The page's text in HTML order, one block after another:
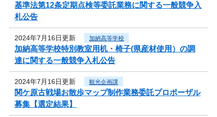
基準法第12条定期点検等委託業務に関する一般競争入
札公告
2024年7月16日更新 加納高等学校
加納高等学校特別教室用机・椅子(県産材使用）の調
達に関する一般競争入札公告
2024年7月16日更新 観光企画課
関ケ原古戦場お散歩マップ制作業務委託プロポーザル
募集【選定結果】